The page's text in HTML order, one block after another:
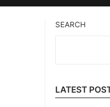
SEARCH
LATEST